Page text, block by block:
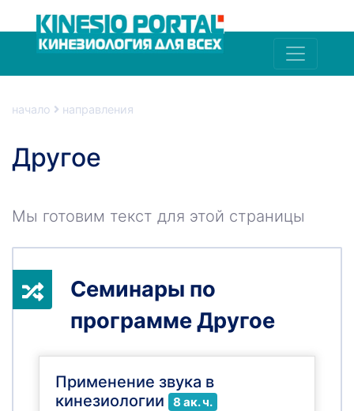
начало направления
Другое
Мы готовим текст для этой страницы
Семинары по
программе Другое
Применение звука в
кинезиологии
8 ак. ч.